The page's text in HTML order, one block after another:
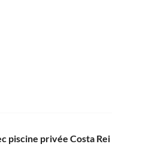
piscine privée Costa Rei